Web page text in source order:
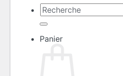
Recherche
pour :
Panier